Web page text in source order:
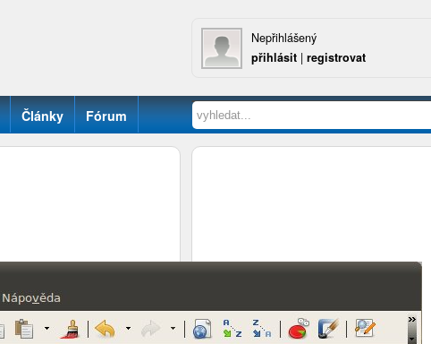
Nepřihlášený
přihlásit | registrovat
Články Fórum